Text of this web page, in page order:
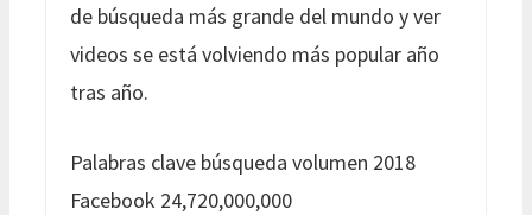
de búsqueda más grande del mundo y ver
videos se está volviendo más popular año
tras año.
Palabras clave búsqueda volumen 2018
Facebook 24,720,000,000